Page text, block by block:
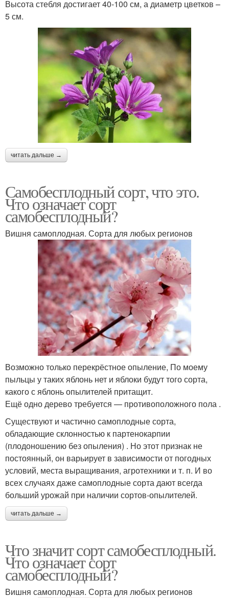
Высота стебля достигает 40-100 см, а диаметр цветков –
5 см.
читать дальше →
Самобесплодный сорт, что это.
Что означает сорт
самобесплодный?
Вишня самоплодная. Сорта для любых регионов
​Возможно только перекрёстное опыление, По моему
пыльцы у таких яблонь нет и яблоки будут того сорта,
какого с яблонь опылителей притащит.​
​Ещё одно дерево требуется — противоположного пола .​
​Существуют и частично самоплодные сорта,
обладающие склонностью к партенокарпии
(плодоношению без опыления) . Но этот признак не
постоянный, он варьирует в зависимости от погодных
условий, места выращивания, агротехники и т. п. И во
всех случаях даже самоплодные сорта дают всегда
больший урожай при наличии сортов-опылителей.​
читать дальше →
Что значит сорт самобесплодный.
Что означает сорт
самобесплодный?
Вишня самоплодная. Сорта для любых регионов